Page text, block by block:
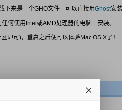
下来是一个GHO文件，可以直接用Ghost安
何使用Intel或AMD处理器的电脑上安装。
即可)，重启之后便可以体验Mac OS X了！